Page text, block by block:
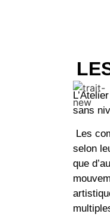
sans
Les
selon
que